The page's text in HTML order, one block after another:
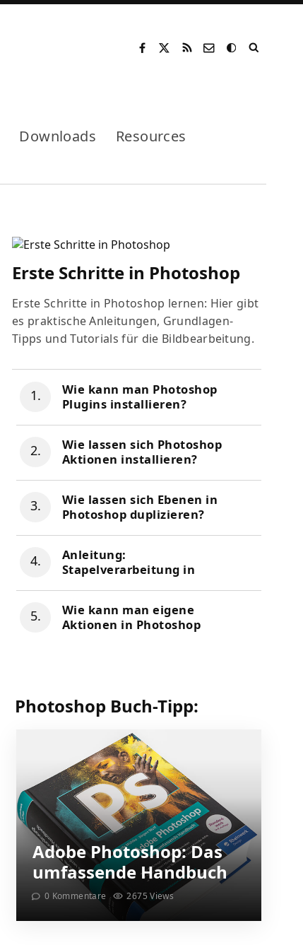
Downloads Resources
Erste Schritte in Photoshop
Erste Schritte in Photoshop lernen: Hier gibt
es praktische Anleitungen, Grundlagen-
Tipps und Tutorials für die Bildbearbeitung.
Wie kann man Photoshop
Plugins installieren?
Wie lassen sich Photoshop
Aktionen installieren?
Wie lassen sich Ebenen in
Photoshop duplizieren?
Anleitung:
Stapelverarbeitung in
Wie kann man eigene
Aktionen in Photoshop
Photoshop Buch-Tipp:
Adobe Photoshop: Das
umfassende Handbuch
0 Kommentare 2675 Views